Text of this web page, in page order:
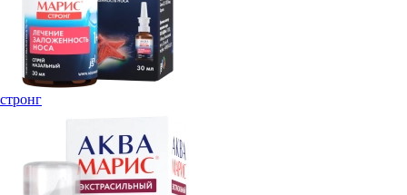
стронг